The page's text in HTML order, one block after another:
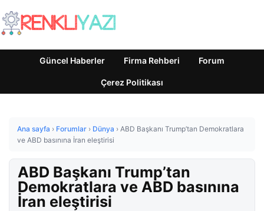
Güncel Haberler Firma Rehberi Forum
Çerez Politikası
Ana sayfa › Forumlar › Dünya › ABD Başkanı Trump’tan Demokratlara
ve ABD basınına İran eleştirisi
ABD Başkanı Trump’tan
Demokratlara ve ABD basınına
İran eleştirisi